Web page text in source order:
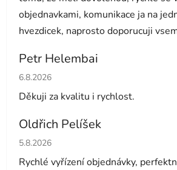
objednavkami, komunikace ja na
hvezdicek, naprosto doporucuji
Petr Helembai
Hodnocení obchodu je 5 z 5
6.8.2026
Děkuji za kvalitu i rychlost.
Oldřich Pelíšek
Hodnocení obchodu je 5 z 5
5.8.2026
Rychlé vyřízení objednávky,